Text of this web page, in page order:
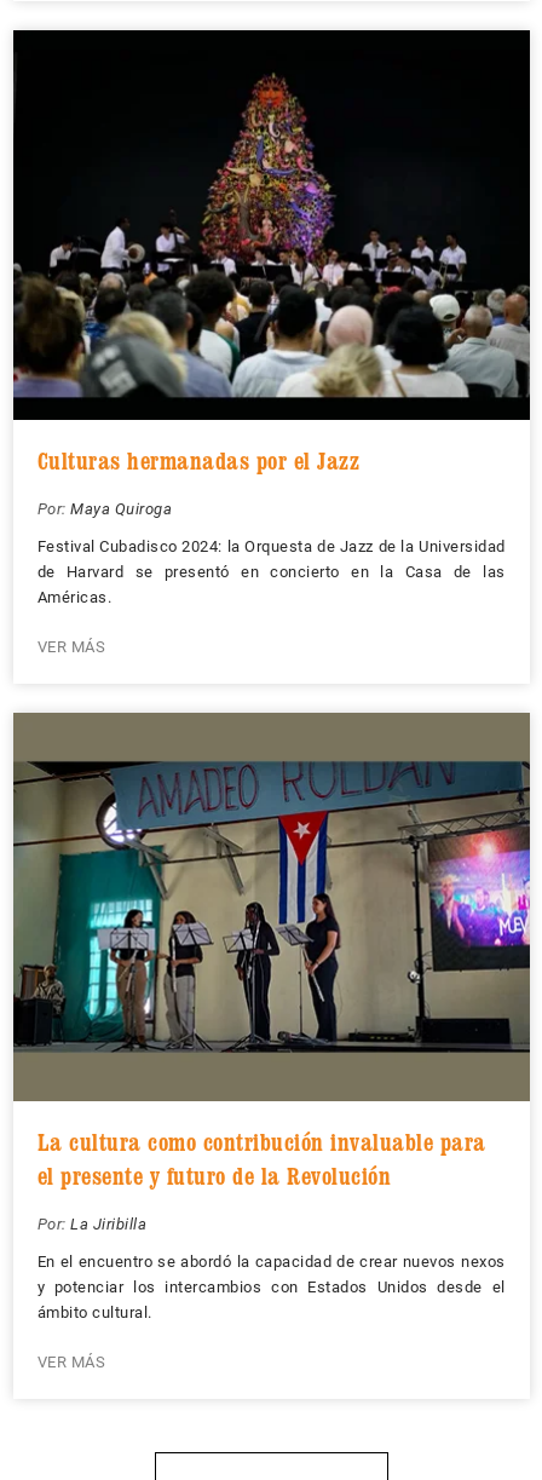
Culturas hermanadas por el Jazz
Por: Maya Quiroga
Festival Cubadisco 2024: la Orquesta de Jazz de la Universidad
de Harvard se presentó en concierto en la Casa de las
Américas.
VER MÁS
La cultura como contribución invaluable para
el presente y futuro de la Revolución
Por: La Jiribilla
En el encuentro se abordó la capacidad de crear nuevos nexos
y potenciar los intercambios con Estados Unidos desde el
ámbito cultural.
VER MÁS